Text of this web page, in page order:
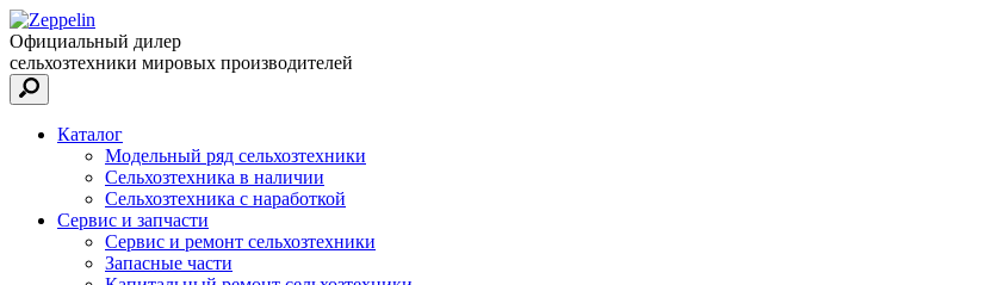
Официальный дилер
сельхозтехники мировых производителей
Каталог
Модельный ряд сельхозтехники
Сельхозтехника в наличии
Сельхозтехника с наработкой
Сервис и запчасти
Сервис и ремонт сельхозтехники
Запасные части